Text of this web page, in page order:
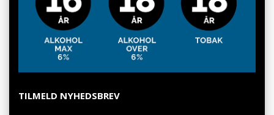
TILMELD NYHEDSBREV